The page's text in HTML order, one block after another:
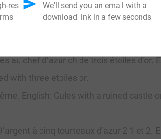
au chef d’azur ch de trois étoiles d’or.
with three etoiles or.
English: Gules with a ruined castle
à cinq tourteaux d’azur 2 1 et 2.
res
We'll send you an email with a
download link in a few seconds